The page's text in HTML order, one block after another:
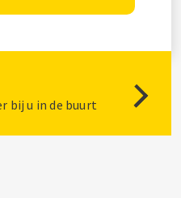
bij u in de buurt